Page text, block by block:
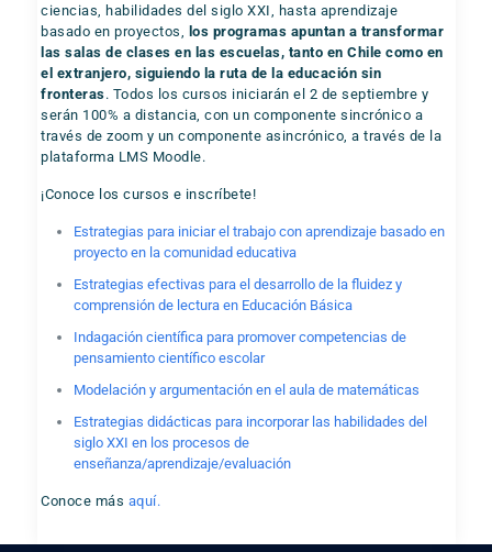
ciencias, habilidades del siglo XXI, hasta aprendizaje
basado en proyectos, los programas apuntan a transformar
las salas de clases en las escuelas, tanto en Chile como en
el extranjero, siguiendo la ruta de la educación sin
fronteras. Todos los cursos iniciarán el 2 de septiembre y
serán 100% a distancia, con un componente sincrónico a
través de zoom y un componente asincrónico, a través de la
plataforma LMS Moodle.
¡Conoce los cursos e inscríbete!
Estrategias para iniciar el trabajo con aprendizaje basado en
proyecto en la comunidad educativa
Estrategias efectivas para el desarrollo de la fluidez y
comprensión de lectura en Educación Básica
Indagación científica para promover competencias de
pensamiento científico escolar
Modelación y argumentación en el aula de matemáticas
Estrategias didácticas para incorporar las habilidades del
siglo XXI en los procesos de
enseñanza/aprendizaje/evaluación
Conoce más aquí.